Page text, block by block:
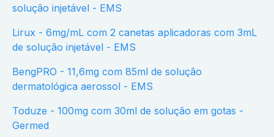
solução injetável - EMS
Lirux - 6mg/mL com 2 canetas aplicadoras com 3mL
de solução injetável - EMS
BengPRO - 11,6mg com 85ml de solução
dermatológica aerossol - EMS
Toduze - 100mg com 30ml de solução em gotas -
Germed